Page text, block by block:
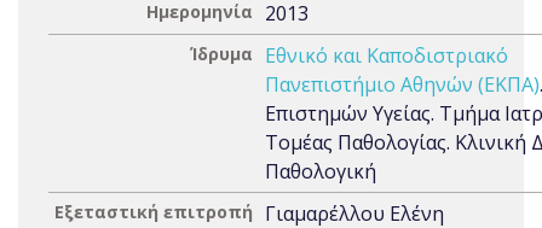
Ημερομηνία 2013
Ίδρυμα
Εθνικό και Καποδιστριακό
Πανεπιστήμιο Αθηνών (ΕΚΠΑ)
Επιστημών Υγείας. Τμήμα
Τομέας Παθολογίας. Κλινική
Παθολογική
Εξεταστική επιτροπή
Γιαμαρέλλου Ελένη